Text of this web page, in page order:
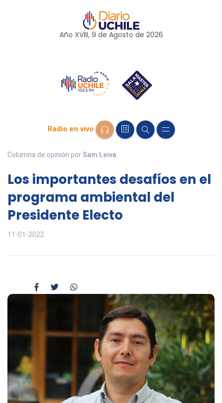
Año XVIII, 9 de Agosto de 2026
Radio en vivo
Columna de opinión porSam Leiva
Los importantes desafíos en el
programa ambiental del
Presidente Electo
11-01-2022